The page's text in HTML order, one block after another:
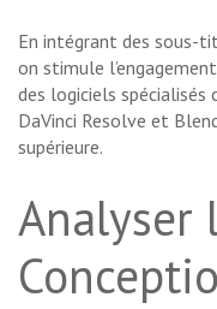
En intégrant des sous-
on stimule
des logiciels
DaVinci Resolve et
supérieure.
Analyser